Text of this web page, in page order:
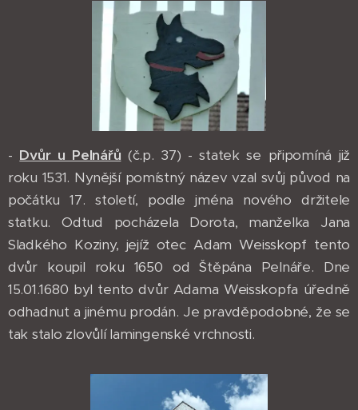
- Dvůr u Pelnářů (č.p. 37) - statek se připomíná již
roku 1531. Nynější pomístný název vzal svůj původ na
počátku 17. století, podle jména nového držitele
statku. Odtud pocházela Dorota, manželka Jana
Sladkého Koziny, jejíž otec Adam Weisskopf tento
dvůr koupil roku 1650 od Štěpána Pelnáře. Dne
15.01.1680 byl tento dvůr Adama Weisskopfa úředně
odhadnut a jinému prodán. Je pravděpodobné, že se
tak stalo zlovůlí lamingenské vrchnosti.